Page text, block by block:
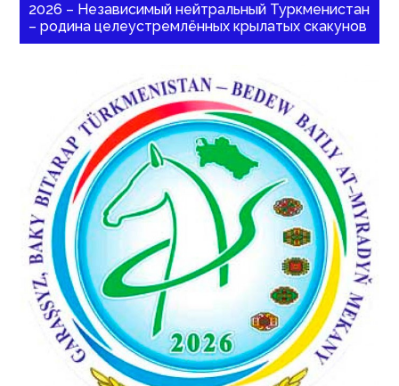
2026 – Независимый нейтральный Туркменистан
– родина целеустремлённых крылатых скакунов